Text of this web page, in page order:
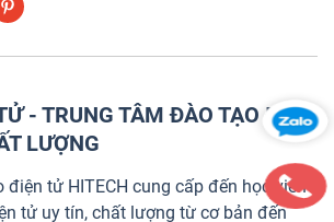
- TRUNG TÂM ĐÀO TẠO ĐIỆN
LƯỢNG
tử HITECH cung cấp đến học viên
tử uy tín, chất lượng từ cơ bản đến